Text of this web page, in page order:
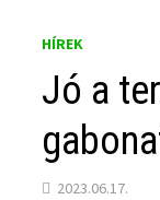
HÍREK
Jó a
2023.06.17.